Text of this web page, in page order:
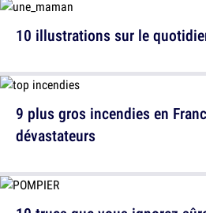
10 illustrations sur le
9 plus gros incendies en
dévastateurs